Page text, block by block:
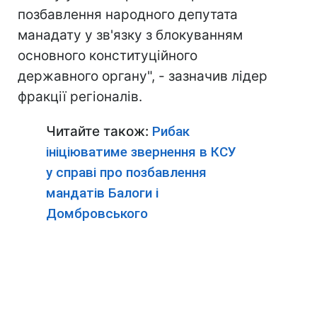
позбавлення народного депутата
манадату у зв'язку з блокуванням
основного конституційного
державного органу", - зазначив лідер
фракції регіоналів.
Читайте також: Рибак
ініціюватиме звернення в КСУ
у справі про позбавлення
мандатів Балоги і
Домбровського